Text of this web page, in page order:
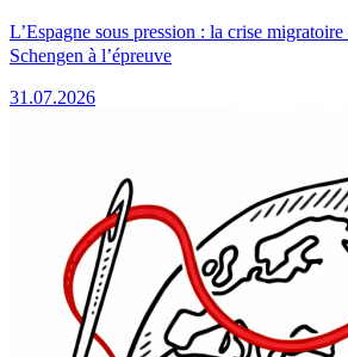
L’Espagne sous pression : la crise
Schengen à l’épreuve
31.07.2026